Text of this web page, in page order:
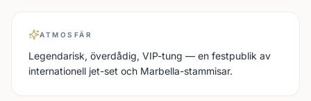
ATMOSFÄR
Legendarisk, överdådig, VIP-tung — en festpublik av
internationell jet-set och Marbella-stammisar.